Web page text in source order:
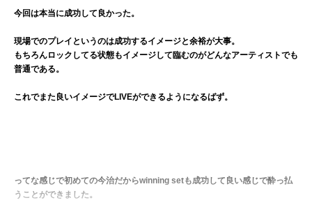
今回は本当に成功して良かった。
現場でのプレイというのは成功するイメージと余裕が大事。
もちろんロックしてる状態もイメージして臨むのがどんなアーティストでも
普通である。
これでまた良いイメージでLIVEができるようになるばず。
ってな感じで初めての今治だからwinning setも成功して良い感じで酔っ払
うことができました。